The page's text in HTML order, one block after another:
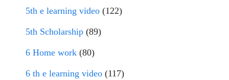
5th e learning video (122)
5th Scholarship (89)
6 Home work (80)
6 th e learning video (117)